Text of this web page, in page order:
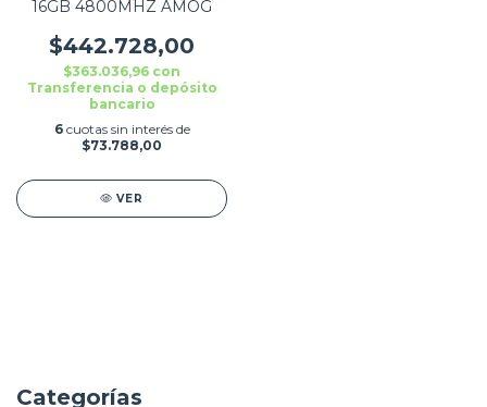
16GB 4800MHZ AMOG
$442.728,00
$363.036,96 con
Transferencia o depósito
bancario
6 cuotas sin interés de
$73.788,00
VER
Categorías